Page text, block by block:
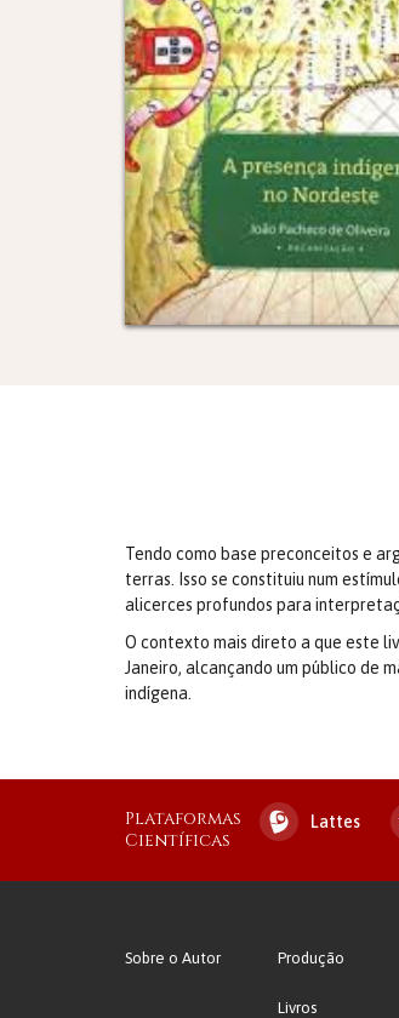
Tendo como base preconceitos e
terras. Isso se constituiu num
alicerces profundos para
O contexto mais direto a que este
Janeiro, alcançando um público de
indígena.
Plataformas
Científicas
Lattes
Sobre o Autor Produção
Livros